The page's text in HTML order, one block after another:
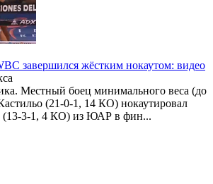
завершился жёстким нокаутом: видео
Местный боец минимального веса (до
(21-0-1, 14 КО) нокаутировал
(13-3-1, 4 КО) из ЮАР в фин...